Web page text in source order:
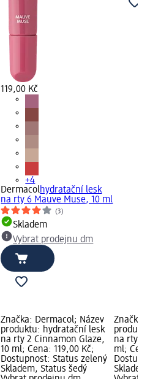
119,00 Kč
+4
Dermacolhydratační lesk
na rty 6 Mauve Muse, 10 ml
(3)
Skladem
Vybrat prodejnu dm
Značka: Dermacol; Název
produktu: hydratační lesk
na rty 2 Cinnamon Glaze,
10 ml; Cena: 119,00 Kč;
Dostupnost: Status zelený
Skladem, Status šedý
Značka:
na rty 6
ml;